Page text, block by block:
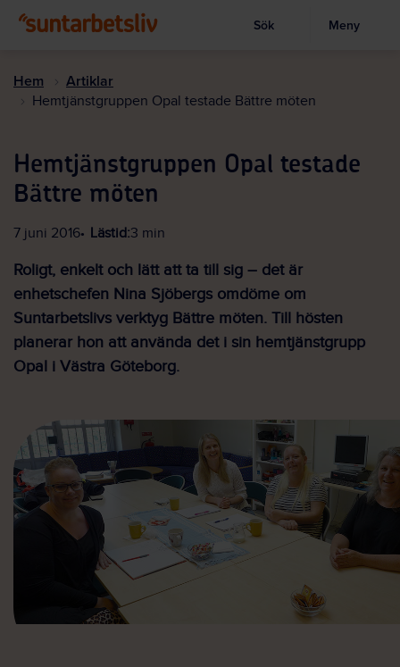
huvudinnehållet
Visa sökruta
Sök Meny
Hem Artiklar
Hemtjänstgruppen Opal testade Bättre möten
Hemtjänstgruppen Opal testade
Bättre möten
7 juni 2016 Lästid:3 min
Roligt, enkelt och lätt att ta till sig – det är
enhetschefen Nina Sjöbergs omdöme om
Suntarbetslivs verktyg Bättre möten. Till hösten
planerar hon att använda det i sin hemtjänstgrupp
Opal i Västra Göteborg.